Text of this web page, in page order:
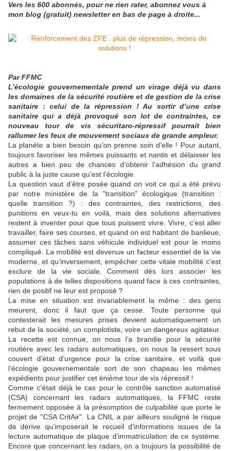
Vers les 600 abonnés, pour ne rien rater, abonnez vous à
mon blog (gratuit) newsletter en bas de page à droite...
Par FFMC
L’écologie gouvernementale prend un virage déjà vu dans
les domaines de la sécurité routière et de gestion de la crise
sanitaire : celui de la répression ! Au sortir d’une crise
sanitaire qui a déjà provoqué son lot de contraintes, ce
nouveau tour de vis sécuritaro-répressif pourrait bien
rallumer les feux de mouvement sociaux de grande ampleur.
La planète a bien besoin qu’on prenne soin d’elle ! Pour autant,
toujours favoriser les mêmes puissants et nantis et délaisser les
autres a bien peu de chances d’obtenir l’adhésion du grand
public à la juste cause qu’est l’écologie.
La question vaut d’être posée quand on voit ce qui a été prévu
par notre ministère de la "transition" écologique (transition :
quelle transition ?) : des contraintes, des restrictions, des
punitions en veux-tu en voilà, mais des solutions alternatives
restent à inventer pour que tous puissent vivre. Vivre, c’est aller
travailler, faire ses courses, et quand on est habitant de banlieue,
assumer ces tâches sans véhicule individuel est pour le moins
compliqué. La mobilité est devenue un facteur essentiel de la vie
moderne, et qu’inversement, empêcher cette vitale mobilité c’est
exclure de la vie sociale. Comment dès lors associer les
populations à de telles dispositions quand face à ces contraintes,
rien de positif ne leur est proposé ?
La mise en situation est invariablement la même : des gens
meurent, donc il faut que ça cesse. Toute personne qui
contesterait les mesures prises devient automatiquement un
rebut de la société, un complotiste, voire un dangereux agitateur.
La recette est connue, on nous l’a brandie pour la sécurité
routière avec les radars automatiques, on nous la ressert sous
couvert d’état d’urgence pour la crise sanitaire, et voilà que
l’écologie gouvernementale sort de son chapeau les mêmes
expédients pour justifier cet énième tour de vis répressif !
Comme c’était déjà le cas pour le contrôle sanction automatisé
(CSA) concernant les radars automatiques, la FFMC reste
fermement opposée à la présomption de culpabilité que porte le
projet de "CSA CritAir". La CNIL a par ailleurs souligné le risque
de dérive qu’imposerait le recueil d’informations issues de la
lecture automatique de plaque d’immatriculation de ce système.
Encore que concernant les radars, on a toujours la possibilité de